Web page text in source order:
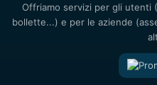
Offriamo servizi per gli utenti
bollette...) e per le aziende